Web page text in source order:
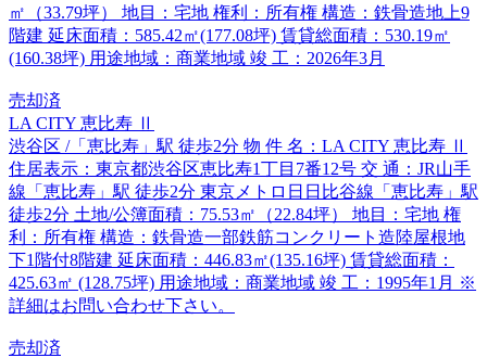
㎡（33.79坪） 地目：宅地 権利：所有権 構造：鉄骨造地上9
階建 延床面積：585.42㎡(177.08坪) 賃貸総面積：530.19㎡
(160.38坪) 用途地域：商業地域 竣 工：2026年3月
売却済
LA CITY 恵比寿 Ⅱ
渋谷区 /「恵比寿」駅 徒歩2分 物 件 名：LA CITY 恵比寿 Ⅱ
住居表示：東京都渋谷区恵比寿1丁目7番12号 交 通：JR山手
線「恵比寿」駅 徒歩2分 東京メトロ日日比谷線「恵比寿」駅
徒歩2分 土地/公簿面積：75.53㎡（22.84坪） 地目：宅地 権
利：所有権 構造：鉄骨造一部鉄筋コンクリート造陸屋根地
下1階付8階建 延床面積：446.83㎡(135.16坪) 賃貸総面積：
425.63㎡ (128.75坪) 用途地域：商業地域 竣 工：1995年1月 ※
詳細はお問い合わせ下さい。
売却済